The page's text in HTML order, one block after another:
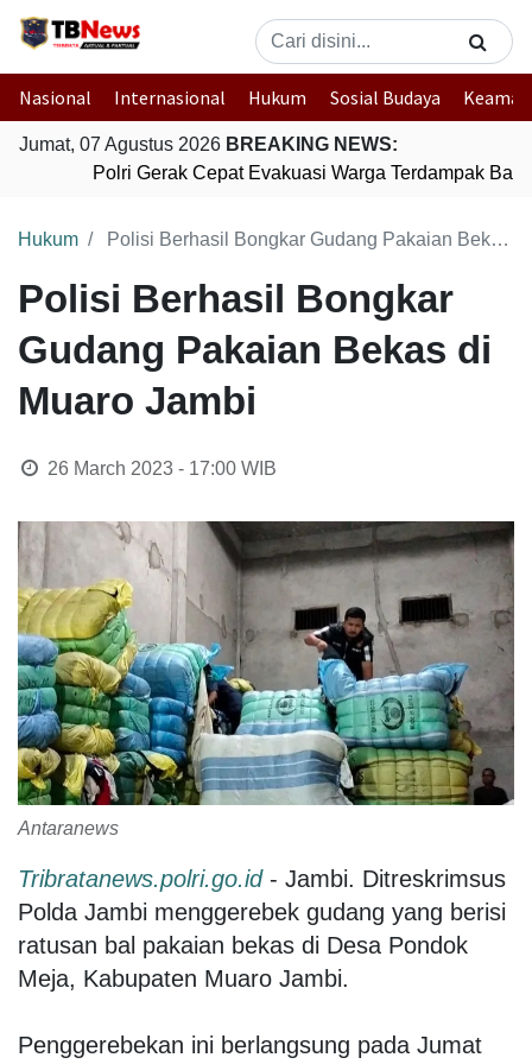
Nasional Internasional Hukum Sosial Budaya
Jumat, 07 Agustus 2026 BREAKING NEWS:
Polri Gerak Cepat Evakuasi Warga Terdampak
Hukum Polisi Berhasil Bongkar Gudang Pakaian Bekas di Muaro Jambi
Polisi Berhasil Bongkar
Gudang Pakaian Bekas di
Muaro Jambi
26 March 2023 - 17:00WIB
Antaranews
Tribratanews.polri.go.id- Jambi. Ditreskrimsus
Polda Jambi menggerebek gudang yang berisi
ratusan bal pakaian bekas di Desa Pondok
Meja, Kabupaten Muaro Jambi.
Penggerebekan ini berlangsung pada Jumat